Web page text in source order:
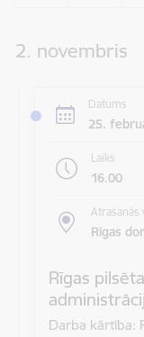
2. novembris
Datums
25.
Laiks
16.00
Atrašanās
Rīgas
Rīgas
Darba kārtība: